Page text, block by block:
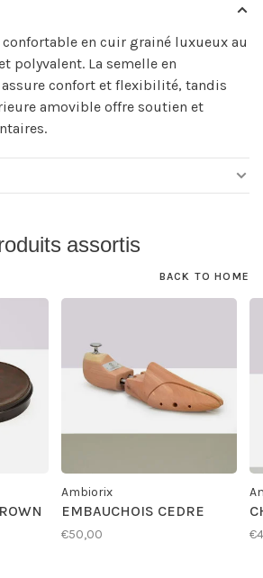
en cuir grainé luxueux au
polyvalent. La semelle en
confort et flexibilité, tandis
amovible offre soutien et
assortis
BACK TO HOME
Ambiorix
EMBAUCHOIS CEDRE
€50,00